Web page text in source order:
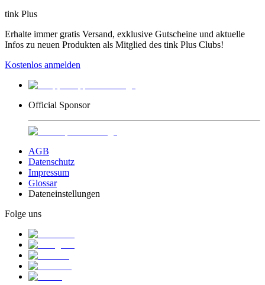
tink Plus
Erhalte immer gratis Versand, exklusive Gutscheine und aktuelle
Infos zu neuen Produkten als Mitglied des tink Plus Clubs!
Kostenlos anmelden
Official Sponsor
AGB
Datenschutz
Impressum
Glossar
Dateneinstellungen
Folge uns